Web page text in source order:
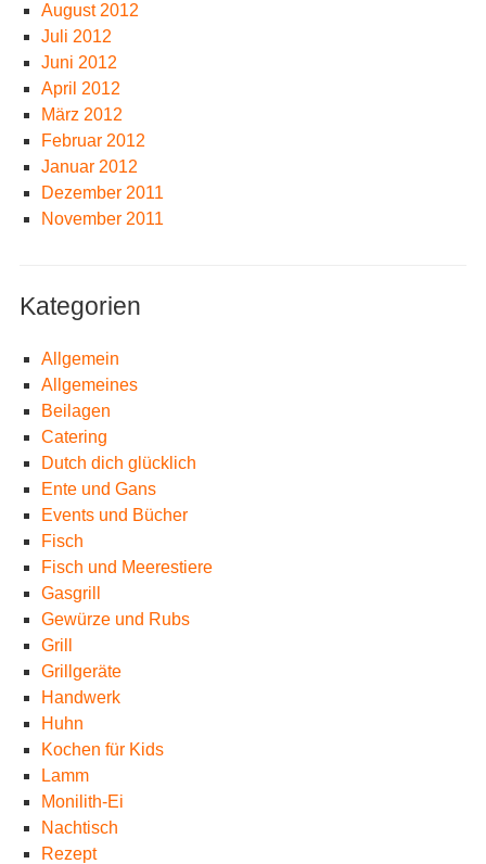
August 2012
Juli 2012
Juni 2012
April 2012
März 2012
Februar 2012
Januar 2012
Dezember 2011
November 2011
Kategorien
Allgemein
Allgemeines
Beilagen
Catering
Dutch dich glücklich
Ente und Gans
Events und Bücher
Fisch
Fisch und Meerestiere
Gasgrill
Gewürze und Rubs
Grill
Grillgeräte
Handwerk
Huhn
Kochen für Kids
Lamm
Monilith-Ei
Nachtisch
Rezept